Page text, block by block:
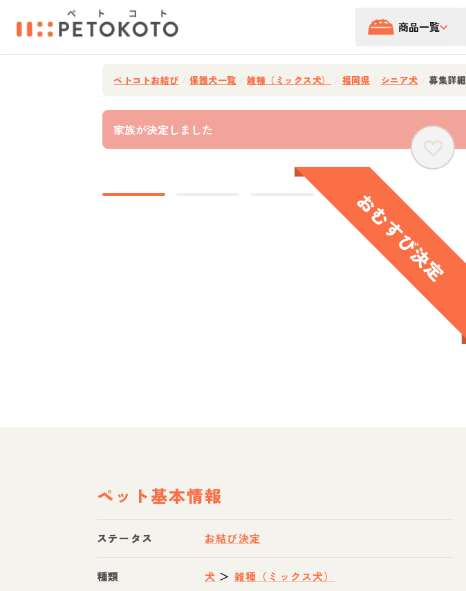
商品一覧
ペトコトお結び 保護犬一覧 雑種（ミックス犬） 福岡県 シニア犬 募集詳細
家族が決定しました
ペット基本情報
ステータス お結び決定
種類 犬 ＞ 雑種（ミックス犬）